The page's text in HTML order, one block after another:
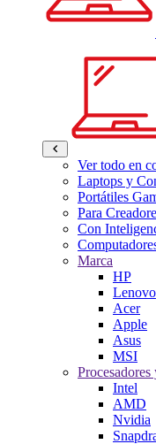
Ver todo en
Laptops y
Portátiles
Para
Con
Marca
HP
Lenovo
Acer
Apple
Asus
MSI
Intel
AMD
Nvidia